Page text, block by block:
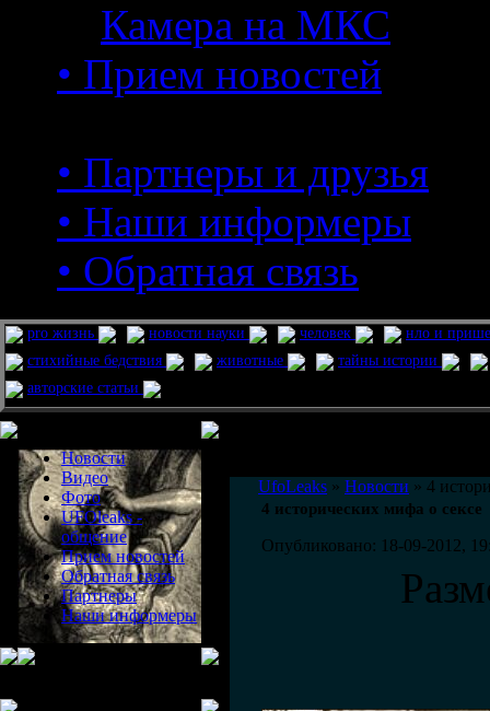
Камера на МКС
• Прием новостей
• Партнеры и друзья
• Наши информеры
• Обратная связь
pro жизнь новости науки человек
нло и
стихийные бедствия
животные
тайны истории
авторские статьи
Новости
Видео
Фото
UFOleaks -
общение
Прием новостей
Обратная связь
Партнеры
Наши информеры
UfoLeaks » Новости » 4
4 исторических мифа о сексе
Опубликовано: 18-09-2012,